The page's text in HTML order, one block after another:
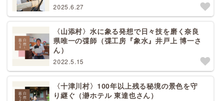
2025.6.27
〈山添村〉水に象る発想で日々技を磨く奈良
県唯一の弽師（弽工房『象水』井戸上 博一さ
ん）
2022.5.15
〈十津川村〉100年以上残る秘境の景色を守
り継ぐ（瀞ホテル 東達也さん）